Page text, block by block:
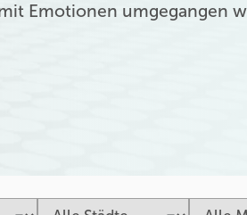
Emotionen umgegangen